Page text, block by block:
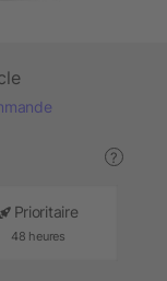
?
Prioritaire
48 heures